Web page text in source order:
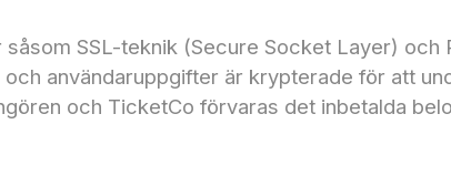
SSL-teknik (Secure Socket Layer) och
användaruppgifter är krypterade för att
och TicketCo förvaras det inbetalda